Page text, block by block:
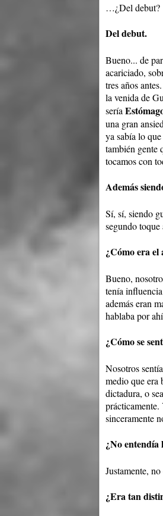
…¿Del debut?
Del debut.
Bueno... de
acariciado,
tres años
la venida de
sería
una gran
ya sabía lo
también gente
tocamos con
Además
Sí, sí, siendo
segundo
¿Cómo era el
Bueno,
tenía
además eran
hablaba por
¿Cómo se
Nosotros
medio que era
dictadura, o
prácticamente.
sinceramente
¿No entendía
Justamente,
¿Era tan